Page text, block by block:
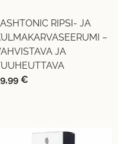
RIPSI- JA
–
JA
€